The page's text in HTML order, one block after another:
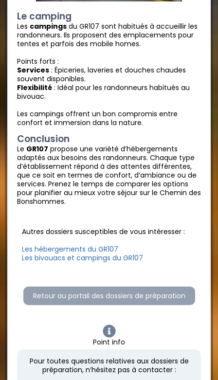
Le camping
Les campings du GR107 sont habitués à accueillir les
randonneurs. Ils proposent des emplacements pour
tentes et parfois des mobile homes.
Points forts :
Services : Épiceries, laveries et douches chaudes
souvent disponibles.
Flexibilité : Idéal pour les randonneurs habitués au
bivouac.
Les campings offrent un bon compromis entre
confort et immersion dans la nature.
Conclusion
Le GR107 propose une variété d’hébergements
adaptés aux besoins des randonneurs. Chaque type
d’établissement répond à des attentes différentes,
que ce soit en termes de confort, d’ambiance ou de
services. Prenez le temps de comparer les options
pour planifier au mieux votre séjour sur le Chemin des
Bonshommes.
Autres dossiers susceptibles de vous intéresser :
Les hébergements du GR107
Les bivouacs et campings du GR107
Retour au portail des dossiers de préparation
Point info
Pour toutes questions relatives aux dossiers de
préparation, n’hésitez pas à contacter :